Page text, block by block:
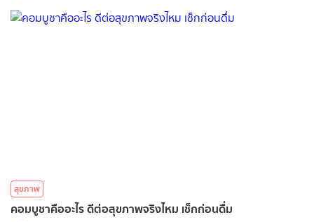
สุขภาพ
คอมบูชาคืออะไร ดีต่อสุขภาพจริงไหม เช็กก่อนดื่ม